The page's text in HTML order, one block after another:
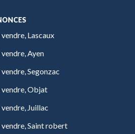
Lascaux
Ayen
Segonzac
vendre, Objat
Juillac
Saint robert